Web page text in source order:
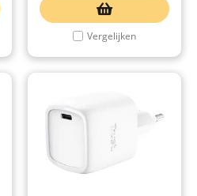
Vergelijken